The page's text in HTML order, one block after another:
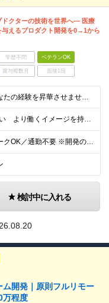
クターの技術を世界へ― 医療
与えるプロダクト開発を0→1から
学歴不問 ベテランOK
賞与複数月 面接1回
≪3,40代活躍中／あなたの経験を昇華させませんか？≫ ◆Webアプリケーションの開発経験をお持ちの方（年数不問） ◆大卒以上 ◆英語での日常会話ができる方 ★求める人物像 ・指示待ちではなく、0→
####お知らせください より働くイメージを持てるよう、給与の書き分けは可能でしょうか。 （例） ・開発経験5年の方 年俸●●万円 ・要件定義、詳細設計の経験が5年以上の方 年俸●●万円 など 年
原則フルリモートワークOK／通勤不要 ※開発の熱量を共有するため、出社できる範囲にお住まいの方を想定。 ※年2～3回の海外出張あり。 ◆オフィス 東京都港区高輪3丁目25-29 Ave.Takan
検討中に入れる
開発｜原則フルリモー
万程度